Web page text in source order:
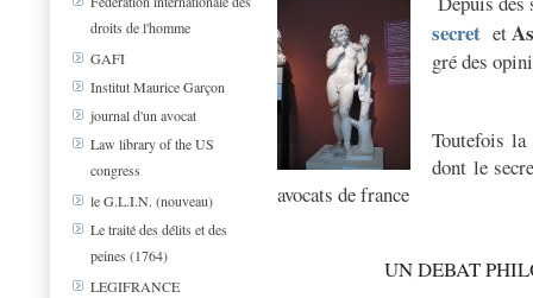
droits de l'homme
GAFI
Institut Maurice Garçon
journal d'un avocat
Law library of the US
congress
le G.L.I.N. (nouveau)
Le traité des délits et des
peines (1764)
LEGIFRANCE
secret et
gré des
Toutefois
dont le
avocats de france
UN DEBAT